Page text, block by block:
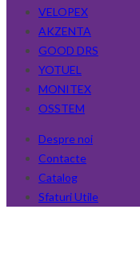
VELOPEX
AKZENTA
GOOD DRS
YOTUEL
MONITEX
OSSTEM
Despre noi
Contacte
Catalog
Sfaturi Utile